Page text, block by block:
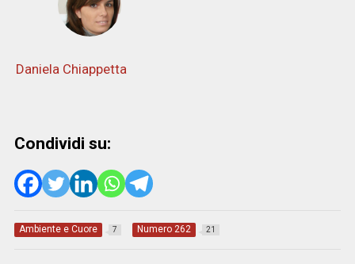
Daniela Chiappetta
Condividi su:
Ambiente e Cuore 7 Numero 262 21